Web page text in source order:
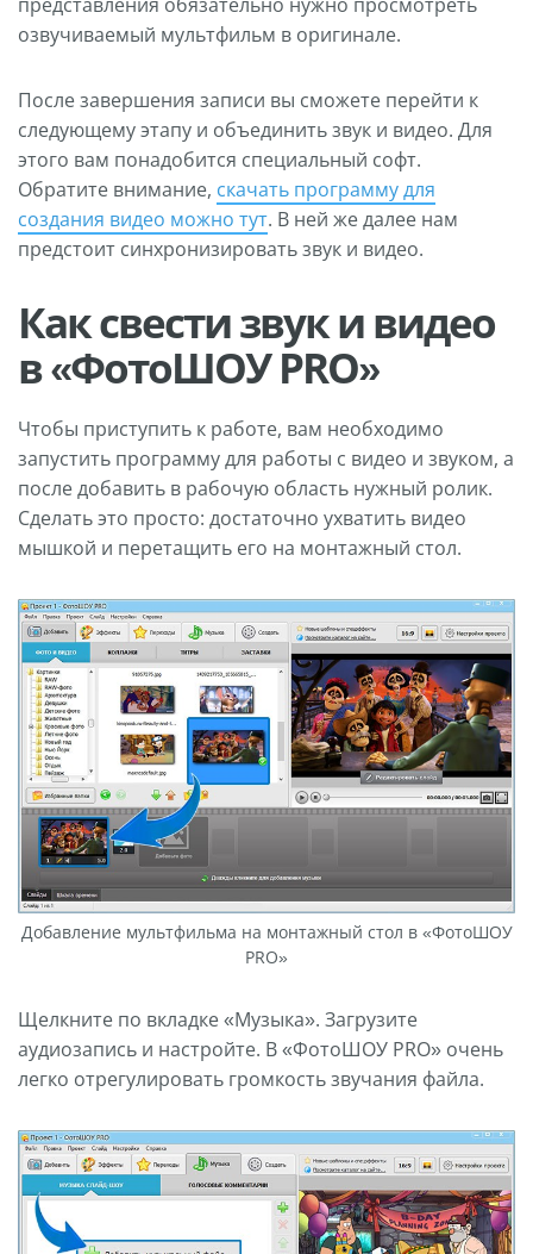
озвучиваемый мультфильм в оригинале.
После завершения записи вы сможете перейти к
следующему этапу и объединить звук и видео. Для
этого вам понадобится специальный софт.
Обратите внимание, скачать программу для
создания видео можно тут. В ней же далее нам
предстоит синхронизировать звук и видео.
Как свести звук и видео
в «ФотоШОУ PRO»
Чтобы приступить к работе, вам необходимо
запустить программу для работы с видео и звуком, а
после добавить в рабочую область нужный ролик.
Сделать это просто: достаточно ухватить видео
мышкой и перетащить его на монтажный стол.
Добавление мультфильма на монтажный стол в «ФотоШОУ
PRO»
Щелкните по вкладке «Музыка». Загрузите
аудиозапись и настройте. В «ФотоШОУ PRO» очень
легко отрегулировать громкость звучания файла.